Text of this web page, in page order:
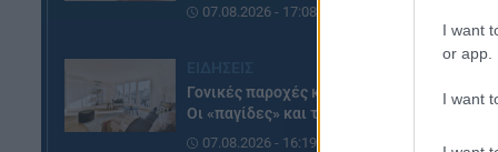
I want
or app.
I want
07.08.2026 - 17:08
Γονικές παροχές και δωρεές:
Οι «παγίδες» και τα λάθη
07.08.2026 - 16:19